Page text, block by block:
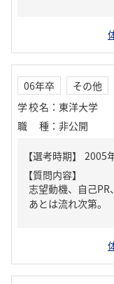
06年卒 その他
学校名 ： 東洋大学
職種 ： 非公開
【質問内容】
志望動機、自己PR
あとは流れ次第。